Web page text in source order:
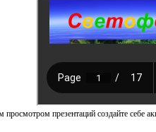
презентаций создайте себе